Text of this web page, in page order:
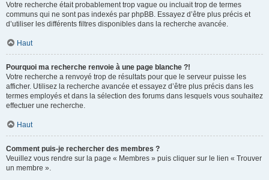
Votre recherche était probablement trop vague ou incluait trop de termes
communs qui ne sont pas indexés par phpBB. Essayez d’être plus précis et
d’utiliser les différents filtres disponibles dans la recherche avancée.
Haut
Pourquoi ma recherche renvoie à une page blanche ?!
Votre recherche a renvoyé trop de résultats pour que le serveur puisse les
afficher. Utilisez la recherche avancée et essayez d’être plus précis dans les
termes employés et dans la sélection des forums dans lesquels vous souhaitez
effectuer une recherche.
Haut
Comment puis-je rechercher des membres ?
Veuillez vous rendre sur la page « Membres » puis cliquer sur le lien « Trouver
un membre ».